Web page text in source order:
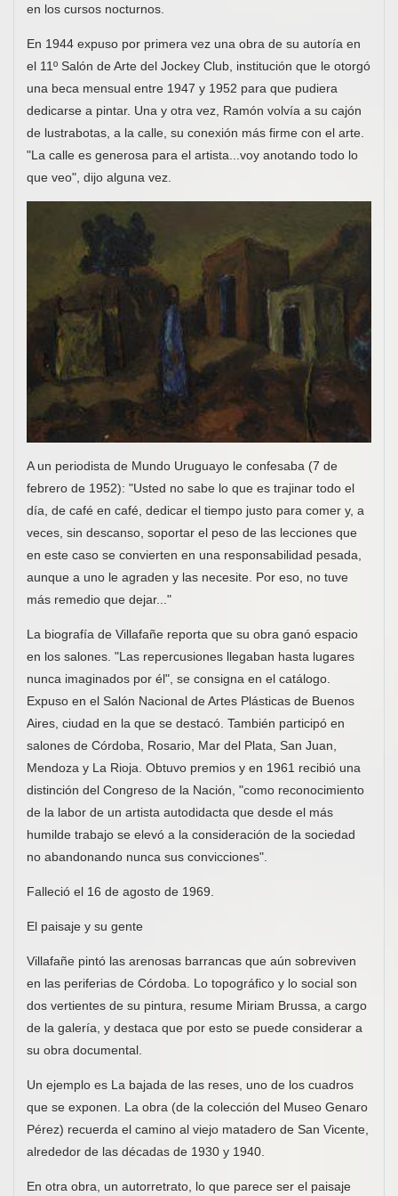
en los cursos nocturnos.
En 1944 expuso por primera vez una obra de su autoría en
el 11º Salón de Arte del Jockey Club, institución que le otorgó
una beca mensual entre 1947 y 1952 para que pudiera
dedicarse a pintar. Una y otra vez, Ramón volvía a su cajón
de lustrabotas, a la calle, su conexión más firme con el arte.
"La calle es generosa para el artista...voy anotando todo lo
que veo", dijo alguna vez.
A un periodista de Mundo Uruguayo le confesaba (7 de
febrero de 1952): "Usted no sabe lo que es trajinar todo el
día, de café en café, dedicar el tiempo justo para comer y, a
veces, sin descanso, soportar el peso de las lecciones que
en este caso se convierten en una responsabilidad pesada,
aunque a uno le agraden y las necesite. Por eso, no tuve
más remedio que dejar..."
La biografía de Villafañe reporta que su obra ganó espacio
en los salones. "Las repercusiones llegaban hasta lugares
nunca imaginados por él", se consigna en el catálogo.
Expuso en el Salón Nacional de Artes Plásticas de Buenos
Aires, ciudad en la que se destacó. También participó en
salones de Córdoba, Rosario, Mar del Plata, San Juan,
Mendoza y La Rioja. Obtuvo premios y en 1961 recibió una
distinción del Congreso de la Nación, "como reconocimiento
de la labor de un artista autodidacta que desde el más
humilde trabajo se elevó a la consideración de la sociedad
no abandonando nunca sus convicciones".
Falleció el 16 de agosto de 1969.
El paisaje y su gente
Villafañe pintó las arenosas barrancas que aún sobreviven
en las periferias de Córdoba. Lo topográfico y lo social son
dos vertientes de su pintura, resume Miriam Brussa, a cargo
de la galería, y destaca que por esto se puede considerar a
su obra documental.
Un ejemplo es La bajada de las reses, uno de los cuadros
que se exponen. La obra (de la colección del Museo Genaro
Pérez) recuerda el camino al viejo matadero de San Vicente,
alrededor de las décadas de 1930 y 1940.
En otra obra, un autorretrato, lo que parece ser el paisaje